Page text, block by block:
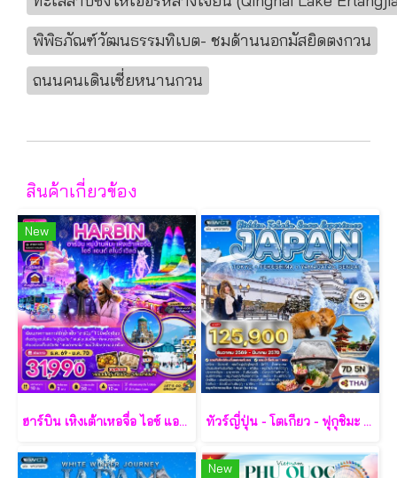
พิพิธภัณฑ์วัฒนธรรมทิเบต- ชมด้านนอกมัสยิดตงกวน
ถนนคนเดินเซี่ยหนานกวน
สินค้าเกี่ยวข้อง
New
ฮาร์บิน เหิงเต้าเหอจื่อ ไอซ์ แอนด์ สโนว์ เวิล์ด 7 วัน 5 คืน-XJ ทัวร์ญี่ปุ่น - โตเกียว - ฟุกุชิมะ - ยามากะตะ - เซนได 7 วัน - TG
New